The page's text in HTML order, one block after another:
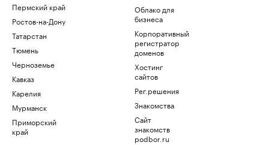
Пермский край
Ростов-на-Дону
Татарстан
Тюмень
Черноземье
Кавказ
Карелия
Мурманск
Приморский
край
Облако для
бизнеса
Корпоративный
регистратор
доменов
Хостинг
сайтов
Рег.решения
Знакомства
Сайт
знакомств
podbor.ru